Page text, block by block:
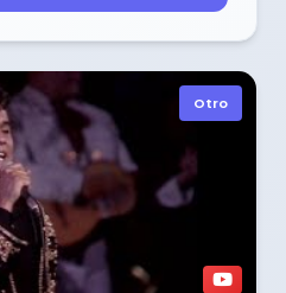
Otro